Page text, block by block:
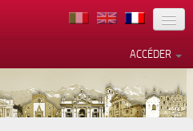
ACCÉDER